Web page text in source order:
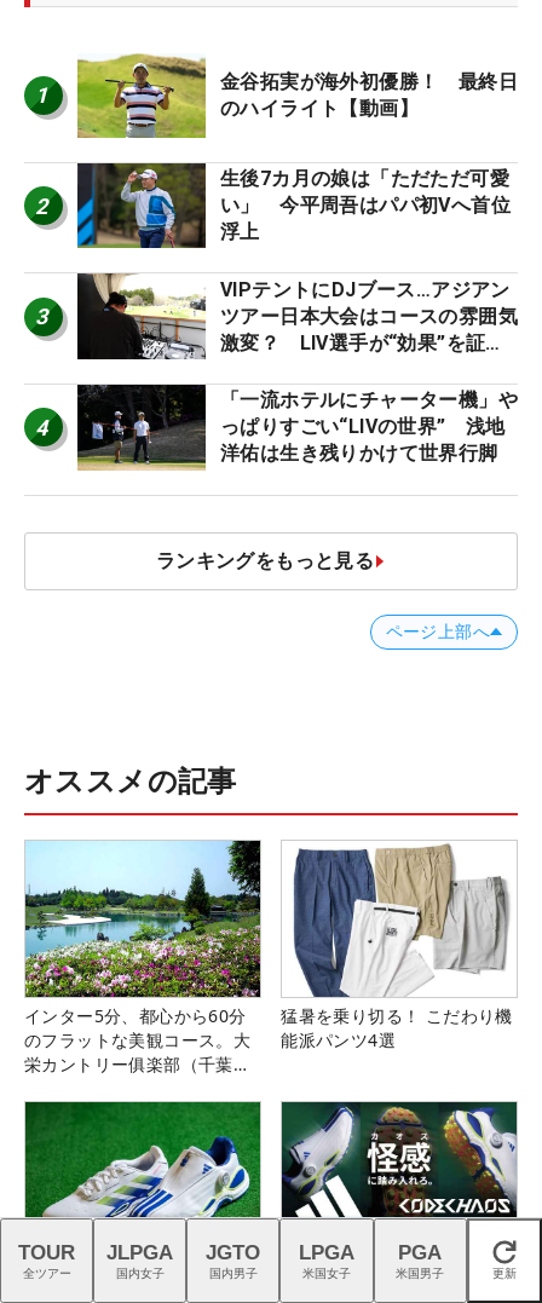
1
金谷拓実が海外初優勝！ 最終日
のハイライト【動画】
2
生後7カ月の娘は「ただただ可愛
い」 今平周吾はパパ初Vへ首位
浮上
3
VIPテントにDJブース…アジアン
ツアー日本大会はコースの雰囲気
激変？ LIV選手が“効果”を証言
4
「一流ホテルにチャーター機」や
っぱりすごい“LIVの世界” 浅地
洋佑は生き残りかけて世界行脚
ランキングをもっと見る
ページ上部へ
オススメの記事
インター5分、都心から60分
のフラットな美観コース。大
栄カントリー俱楽部（千葉
猛暑を乗り切る！ こだわり機
能派パンツ4選
アディダス『コードカオス
ネクストヒロイン選手とラウ
閉じる
TOUR
全ツアー
JLPGA
国内女子
JGTO
国内男子
LPGA
米国女子
PGA
米国男子 更新